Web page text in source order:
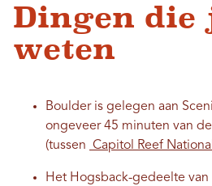
Dingen die
weten
Boulder is gelegen aan
ongeveer 45 minuten van
(tussen Capitol Reef
Het Hogsback-gedeelte